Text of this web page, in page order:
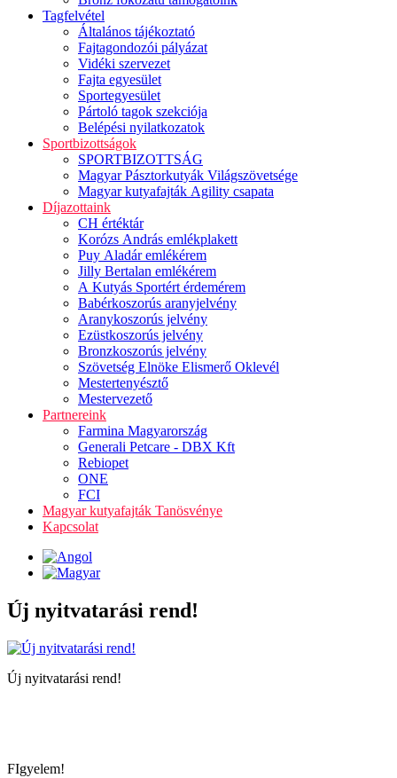
Tagfelvétel
Általános tájékoztató
Fajtagondozói pályázat
Vidéki szervezet
Fajta egyesület
Sportegyesület
Pártoló tagok szekciója
Belépési nyilatkozatok
Sportbizottságok
SPORTBIZOTTSÁG
Magyar Pásztorkutyák Világszövetsége
Magyar kutyafajták Agility csapata
Díjazottaink
CH értéktár
Korózs András emlékplakett
Puy Aladár emlékérem
Jilly Bertalan emlékérem
A Kutyás Sportért érdemérem
Babérkoszorús aranyjelvény
Aranykoszorús jelvény
Ezüstkoszorús jelvény
Bronzkoszorús jelvény
Szövetség Elnöke Elismerő Oklevél
Mestertenyésztő
Mestervezető
Partnereink
Farmina Magyarország
Generali Petcare - DBX Kft
Rebiopet
ONE
FCI
Magyar kutyafajták Tanösvénye
Kapcsolat
Új nyitvatarási rend!
Új nyitvatarási rend!
FIgyelem!